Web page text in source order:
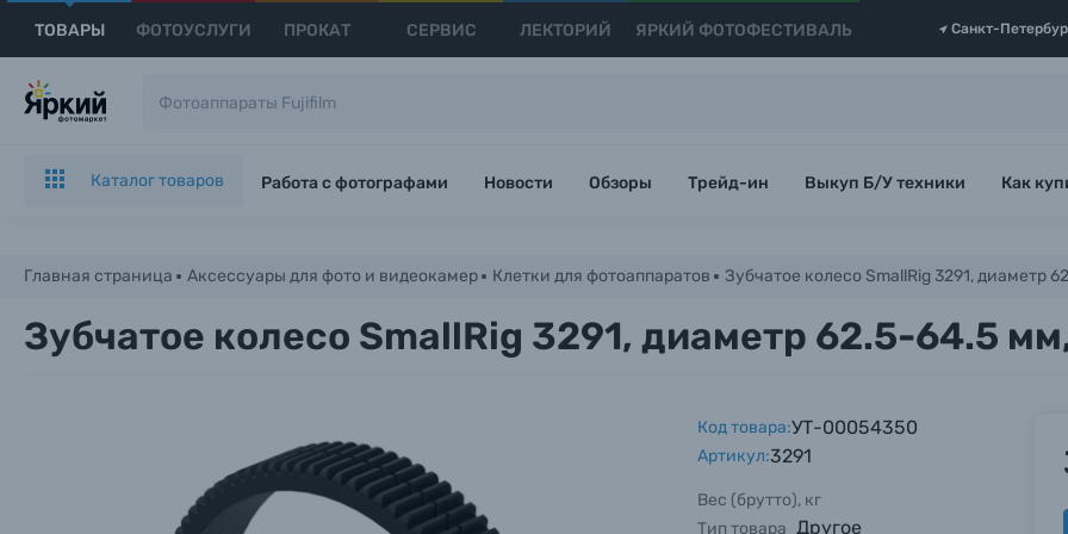
ТОВАРЫ ФОТОУСЛУГИ ПРОКАТ СЕРВИС ЛЕКТОРИЙ ЯРКИЙ ФОТОФЕСТИВАЛЬ Санкт-
Каталог товаров Работа с фотографами Новости Обзоры Трейд-ин Выкуп Б/У техники Как
Главная страница Аксессуары для фото и видеокамер Клетки для фотоаппаратов Зубчатое колесо SmallRig 3291, диаметр
Зубчатое колесо SmallRig 3291, диаметр 62.5-64.5
Код товара:УТ-00054350
Артикул:3291
Вес (брутто), кг
Тип товара Другое